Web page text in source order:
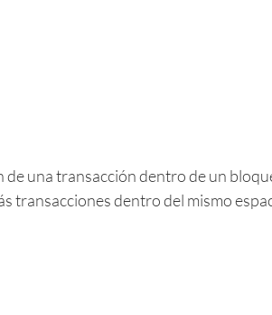
una transacción dentro de un
transacciones dentro del mismo